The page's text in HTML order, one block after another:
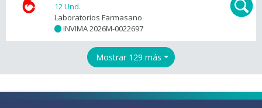
12 Und.
Laboratorios Farmasano
INVIMA 2026M-0022697
Mostrar 129 más